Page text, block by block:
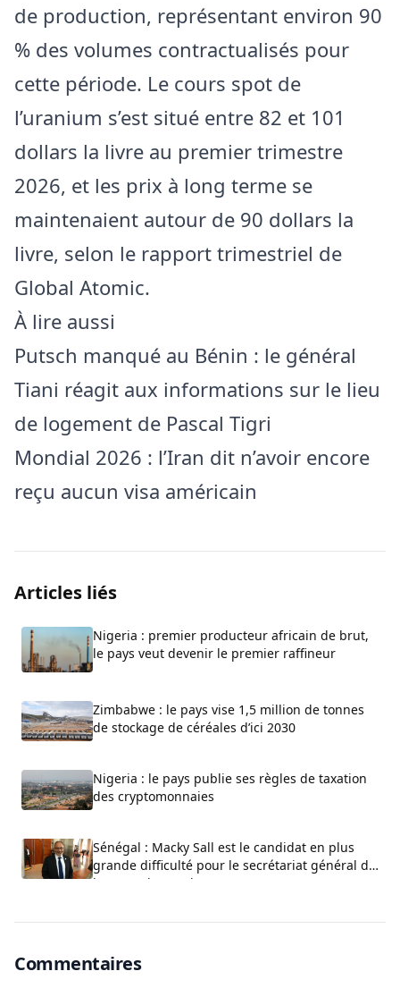
de production, représentant environ 90
% des volumes contractualisés pour
cette période. Le cours spot de
l’uranium s’est situé entre 82 et 101
dollars la livre au premier trimestre
2026, et les prix à long terme se
maintenaient autour de 90 dollars la
livre, selon le rapport trimestriel de
Global Atomic.
À lire aussi
Putsch manqué au Bénin : le général
Tiani réagit aux informations sur le lieu
de logement de Pascal Tigri
Mondial 2026 : l’Iran dit n’avoir encore
reçu aucun visa américain
Articles liés
Nigeria : premier producteur africain de brut,
le pays veut devenir le premier raffineur
Zimbabwe : le pays vise 1,5 million de tonnes
de stockage de céréales d’ici 2030
Nigeria : le pays publie ses règles de taxation
des cryptomonnaies
Sénégal : Macky Sall est le candidat en plus
grande difficulté pour le secrétariat général de
l’ONU, selon Carlos Lopez
Commentaires